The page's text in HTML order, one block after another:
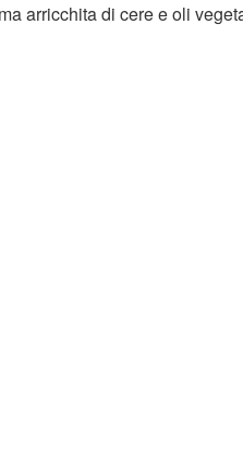
arricchita di cere e oli